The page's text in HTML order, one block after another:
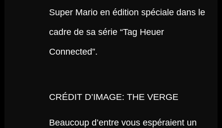
Super Mario en édition spéciale dans le
cadre de sa série “Tag Heuer
Connected”.
CRÉDIT D’IMAGE: THE VERGE
Beaucoup d’entre vous espéraient un